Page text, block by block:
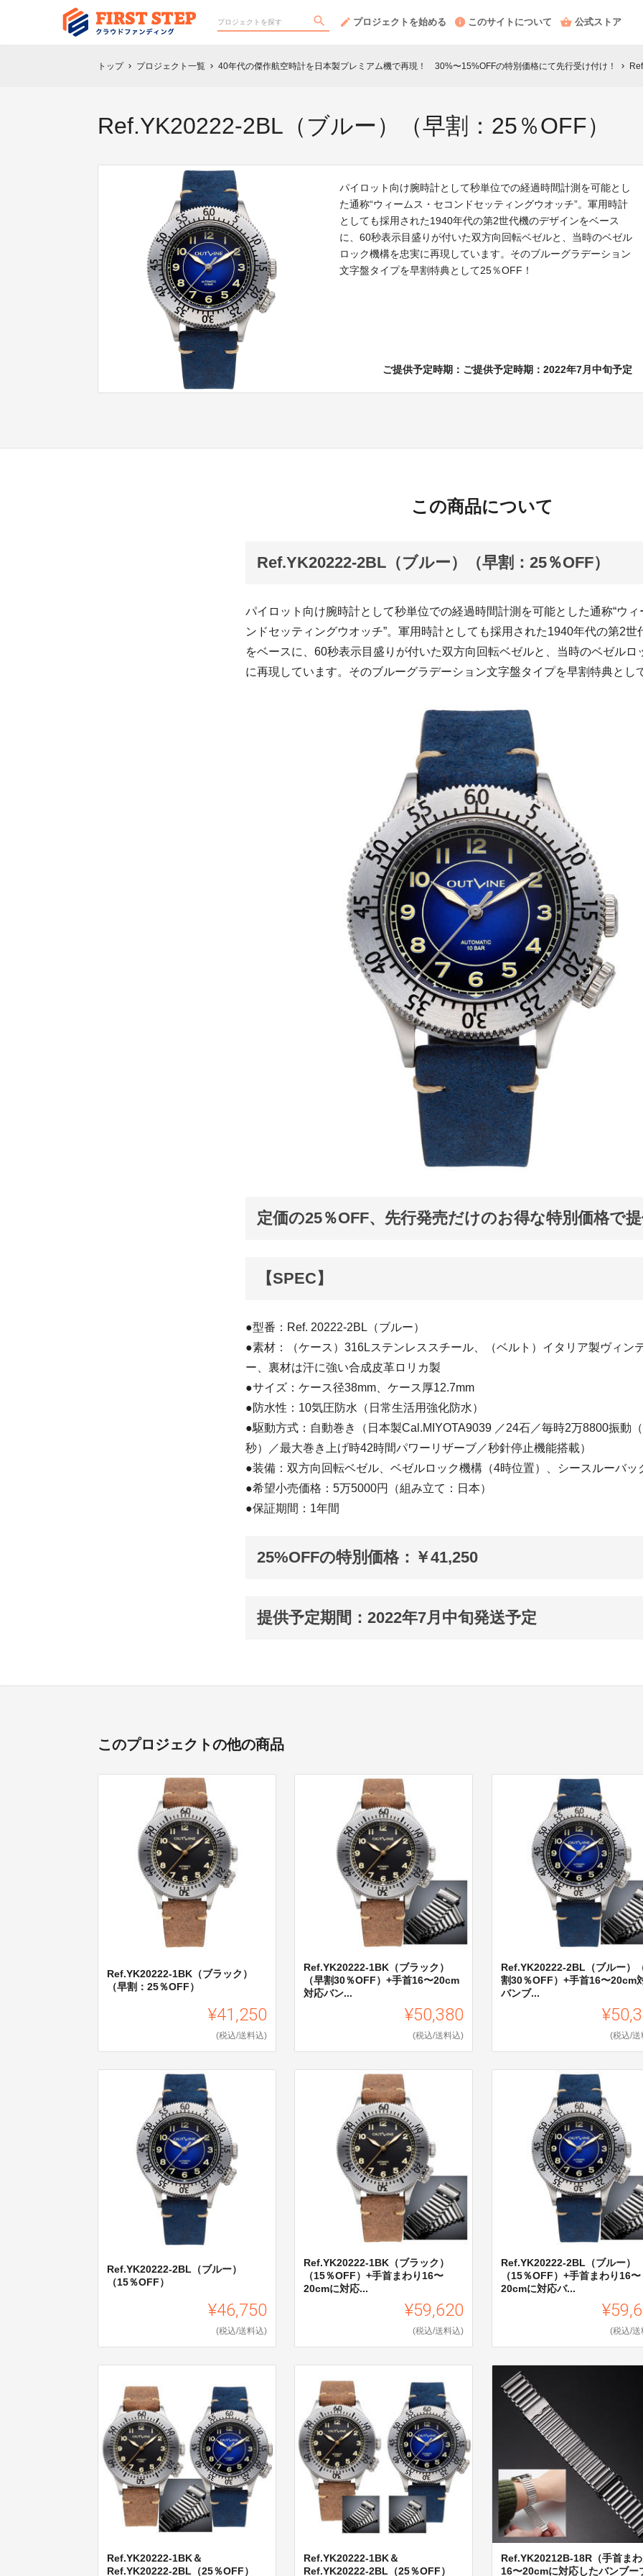
プロジェクトを始める このサイトについて 公式ストア
トップ chevron_right プロジェクト一覧 chevron_right 40年代の傑作航空時計を日本製プレミアム機で再現！ 30%〜15%OFFの特別価格にて先行受け付け！ chevron_right
Ref.YK20222-2BL（ブルー）（早割：25％OFF）
パイロット向け腕時計として秒単位での経過時間計測を可能とし
た通称“ウィームス・セコンドセッティングウオッチ”。軍用時計
としても採用された1940年代の第2世代機のデザインをベース
に、60秒表示目盛りが付いた双方向回転ベゼルと、当時のベゼル
ロック機構を忠実に再現しています。そのブルーグラデーション
文字盤タイプを早割特典として25％OFF！
ご提供予定時期：ご提供予定時期：2022年7月中旬予定
この商品について
Ref.YK20222-2BL（ブルー）（早割：25％OFF）
パイロット向け腕時計として秒単位での経過時間計測を可能とした通称“ウ
ンドセッティングウオッチ”。軍用時計としても採用された1940年代の第2世
をベースに、60秒表示目盛りが付いた双方向回転ベゼルと、当時のベゼルロ
に再現しています。そのブルーグラデーション文字盤タイプを早割特典とし
定価の25％OFF、先行発売だけのお得な特別価格で
【SPEC】
●型番：Ref. 20222-2BL（ブルー）
●素材：（ケース）316Lステンレススチール、（ベルト）イタリア製ヴィン
ー、裏材は汗に強い合成皮革ロリカ製
●サイズ：ケース径38mm、ケース厚12.7mm
●防水性：10気圧防水（日常生活用強化防水）
●駆動方式：自動巻き（日本製Cal.MIYOTA9039 ／24石／毎時2万8800振動
秒）／最大巻き上げ時42時間パワーリザーブ／秒針停止機能搭載）
●装備：双方向回転ベゼル、ベゼルロック機構（4時位置）、シースルーバッ
●希望小売価格：5万5000円（組み立て：日本）
●保証期間：1年間
25%OFFの特別価格：￥41,250
提供予定期間：2022年7月中旬発送予定
このプロジェクトの他の商品
Ref.YK20222-1BK（ブラック）
（早割：25％OFF）
¥41,250
(税込/送料込)
Ref.YK20222-1BK（ブラック）
（早割30％OFF）+手首16〜20cm
対応バン...
¥50,380
(税込/送料込)
Ref.YK20222-2BL（ブルー）
割30％OFF）+手首16〜20cm
バンブ...
(税込/送
Ref.YK20222-2BL（ブルー）
（15％OFF）
¥46,750
(税込/送料込)
Ref.YK20222-1BK（ブラック）
（15％OFF）+手首まわり16〜
20cmに対応...
¥59,620
(税込/送料込)
Ref.YK20222-2BL（ブルー）
（15％OFF）+手首まわり16〜
20cmに対応バ...
(税込/送
Ref.YK20222-1BK＆
Ref.YK20222-2BL（25％OFF）
Ref.YK20222-1BK＆
Ref.YK20222-2BL（25％OFF）
Ref.YK20212B-18R（手首ま
16〜20cmに対応したバンブー